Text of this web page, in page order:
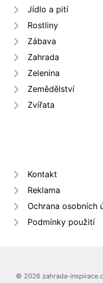
Jídlo a pití
Rostliny
Zábava
Zahrada
Zelenina
Zemědělství
Zvířata
Kontakt
Reklama
Ochrana osobních
Podmínky použití
© 2026 zahrada-